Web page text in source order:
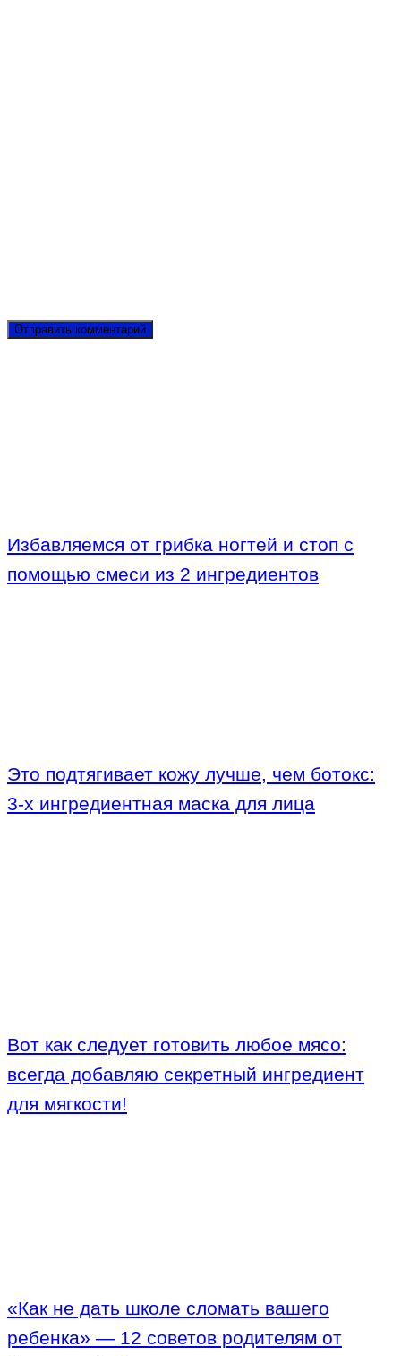
Избавляемся от грибка ногтей и стоп с
помощью смеси из 2 ингредиентов
Это подтягивает кожу лучше, чем ботокс:
3-х ингредиентная маска для лица
Вот как следует готовить любое мясо:
всегда добавляю секретный ингредиент
для мягкости!
«Как не дать школе сломать вашего
ребенка» — 12 советов родителям от